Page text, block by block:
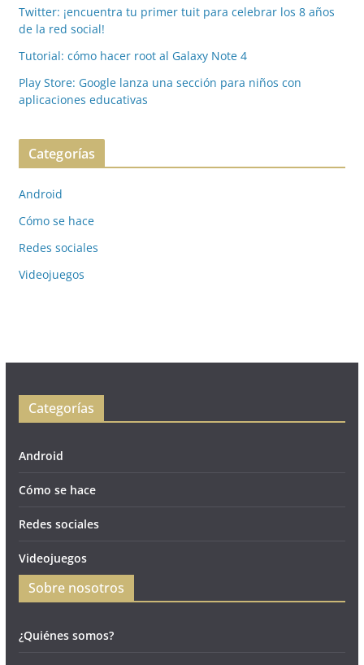
Twitter: ¡encuentra tu primer tuit para celebrar los 8 años
de la red social!
Tutorial: cómo hacer root al Galaxy Note 4
Play Store: Google lanza una sección para niños con
aplicaciones educativas
Categorías
Android
Cómo se hace
Redes sociales
Videojuegos
Categorías
Android
Cómo se hace
Redes sociales
Videojuegos
Sobre nosotros
¿Quiénes somos?